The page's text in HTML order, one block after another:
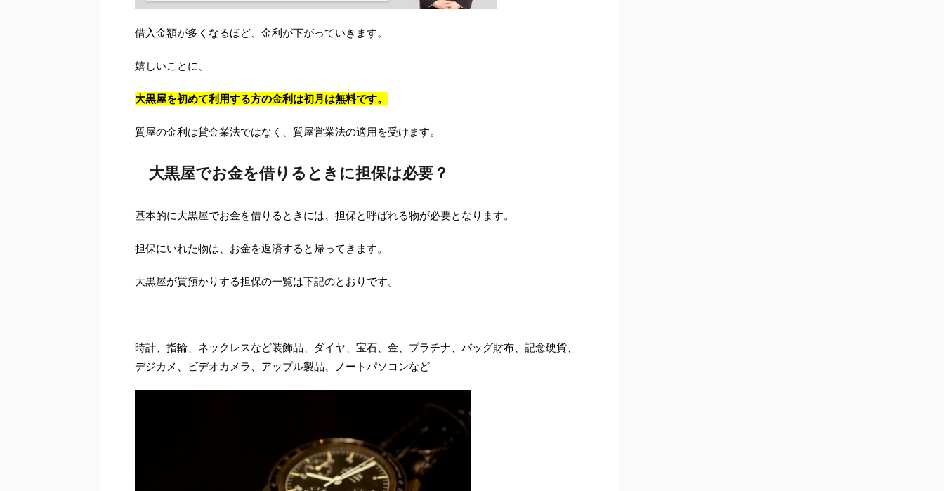
借入金額が多くなるほど、金利が下がっていきます。
嬉しいことに、
大黒屋を初めて利用する方の金利は初月は無料です。
質屋の金利は貸金業法ではなく、質屋営業法の適用を受けます。
大黒屋でお金を借りるときに担保は必要？
基本的に大黒屋でお金を借りるときには、担保と呼ばれる物が必要となります。
担保にいれた物は、お金を返済すると帰ってきます。
大黒屋が質預かりする担保の一覧は下記のとおりです。
時計、指輪、ネックレスなど装飾品、ダイヤ、宝石、金、プラチナ、バッグ財布、記念硬貨、
デジカメ、ビデオカメラ、アップル製品、ノートパソコンなど